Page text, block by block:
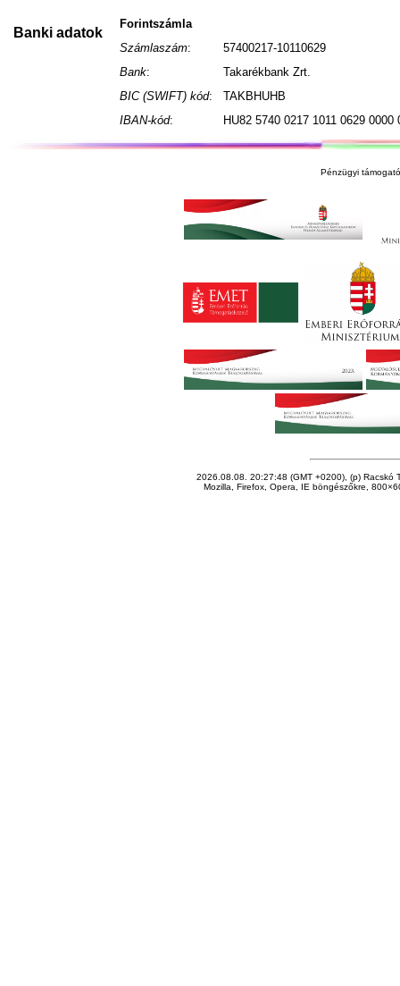
Banki adatok
Forintszámla
Számlaszám:
57400217-10110629
Bank:
Takarékbank Zrt.
BIC (SWIFT) kód:
TAKBHUHB
IBAN-kód: HU82 5740 0217 1011 0629 0000
Pénzügyi
2026.08.08. 20:27:48 (GMT +0200), (p) Racskó
Mozilla, Firefox, Opera, IE böngészőkre,